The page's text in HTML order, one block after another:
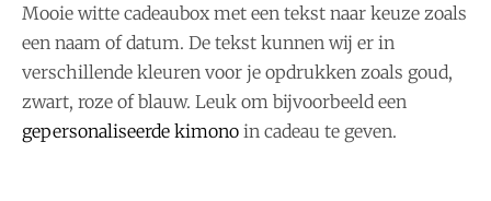
Mooie witte cadeaubox met een tekst naar keuze zoals
een naam of datum. De tekst kunnen wij er in
verschillende kleuren voor je opdrukken zoals goud,
zwart, roze of blauw. Leuk om bijvoorbeeld een
gepersonaliseerde kimono in cadeau te geven.